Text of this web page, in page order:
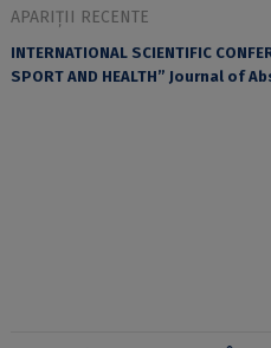
APARIȚII RECENTE
INTERNATIONAL SCIENTIFIC
SPORT AND HEALTH” Journal of